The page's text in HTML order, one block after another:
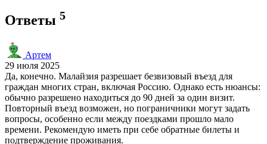
Ответы 5
Артем
29 июля 2025
Да, конечно. Малайзия разрешает безвизовый въезд для
граждан многих стран, включая Россию. Однако есть нюансы:
обычно разрешено находиться до 90 дней за один визит.
Повторный въезд возможен, но пограничники могут задать
вопросы, особенно если между поездками прошло мало
времени. Рекомендую иметь при себе обратные билеты и
подтверждение проживания.